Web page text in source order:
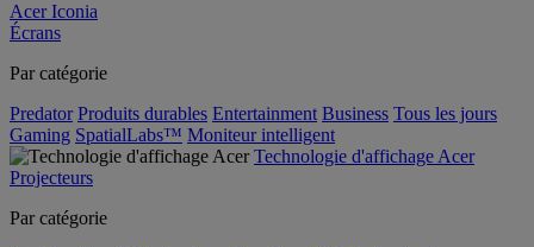
Acer Iconia
Écrans
Par catégorie
Predator Produits durables Entertainment Business Tous les jours
Gaming SpatialLabs™ Moniteur intelligent
Technologie d'affichage Acer
Projecteurs
Par catégorie